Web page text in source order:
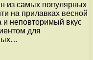
из самых популярных
на прилавках весной
и неповторимый вкус
для